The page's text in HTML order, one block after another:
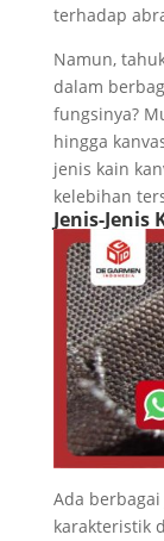
terhadap
Namun,
dalam
fungsinya?
hingga
jenis kain
kelebihan
Jenis-
Ada
karakteristik